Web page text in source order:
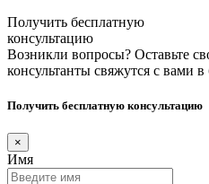
Получить бесплатную
консультацию
Возникли вопросы? Оставьте
консультанты свяжутся с вами
Получить бесплатную консультацию
×
Имя